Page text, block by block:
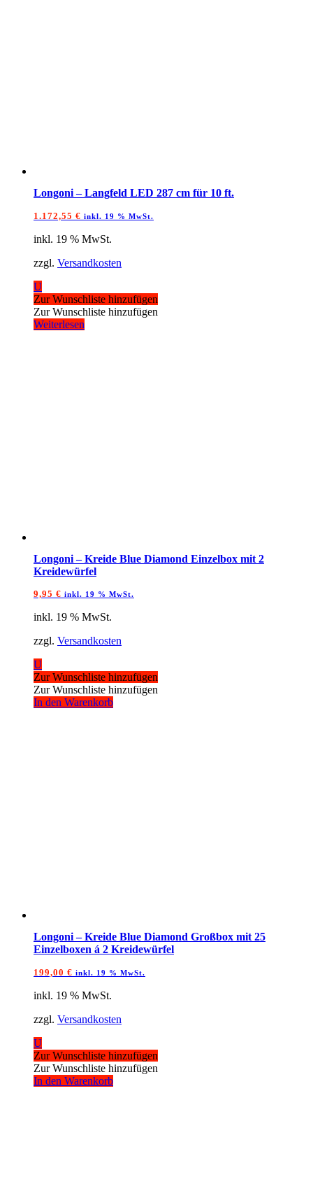
Longoni – Langfeld LED 287 cm für 10 ft.
1.172,55 € inkl. 19 % MwSt.
inkl. 19 % MwSt.
zzgl. Versandkosten
U
Zur Wunschliste hinzufügen
Zur Wunschliste hinzufügen
Weiterlesen
Longoni – Kreide Blue Diamond Einzelbox mit 2
Kreidewürfel
9,95 € inkl. 19 % MwSt.
inkl. 19 % MwSt.
zzgl. Versandkosten
U
Zur Wunschliste hinzufügen
Zur Wunschliste hinzufügen
In den Warenkorb
Longoni – Kreide Blue Diamond Großbox mit 25
Einzelboxen á 2 Kreidewürfel
199,00 € inkl. 19 % MwSt.
inkl. 19 % MwSt.
zzgl. Versandkosten
U
Zur Wunschliste hinzufügen
Zur Wunschliste hinzufügen
In den Warenkorb